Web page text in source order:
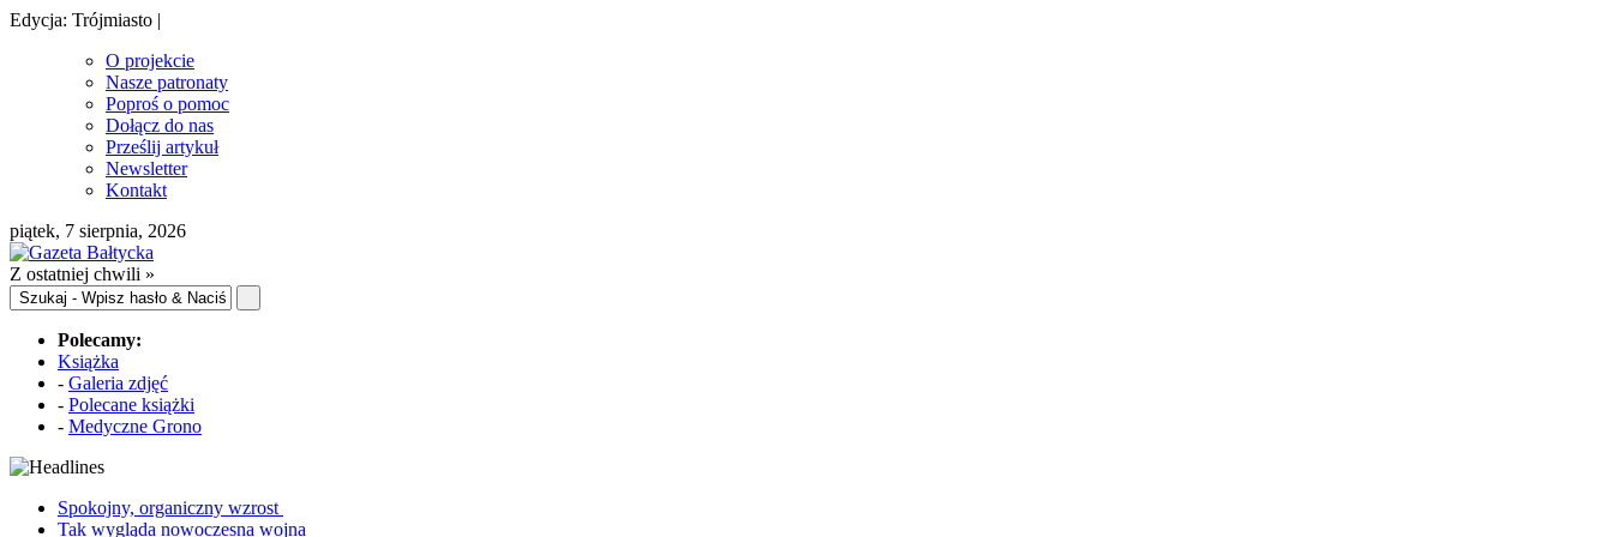
Edycja: Trójmiasto |
O projekcie
Nasze patronaty
Poproś o pomoc
Dołącz do nas
Prześlij artykuł
Newsletter
Kontakt
piątek, 7 sierpnia, 2026
Z ostatniej chwili »
Polecamy:
Książka
- Galeria zdjęć
- Polecane książki
- Medyczne Grono
Spokojny, organiczny wzrost
Tak wygląda nowoczesna wojna